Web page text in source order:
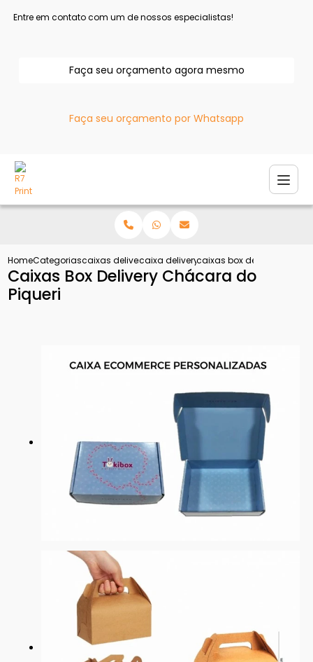
Entre em contato com um de nossos especialistas!
Faça seu orçamento agora mesmo
Faça seu orçamento por Whatsapp
HomeCategoriascaixas deliverycaixa delivery hamburguer
caixas box delivery
Caixas Box Delivery Chácara do
Piqueri